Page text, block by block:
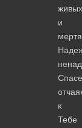
живых
и
к
Тебе